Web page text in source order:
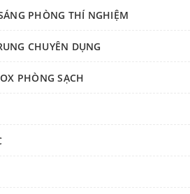
PHÒNG THÍ NGHIỆM
CHUYÊN DỤNG
PHÒNG SẠCH